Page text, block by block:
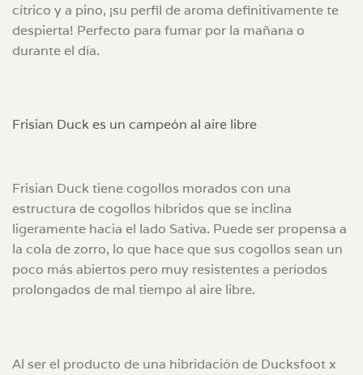
cítrico y a pino, ¡su perfil de aroma definitivamente te
despierta! Perfecto para fumar por la mañana o
durante el día.
Frisian Duck es un campeón al aire libre
Frisian Duck tiene cogollos morados con una
estructura de cogollos híbridos que se inclina
ligeramente hacia el lado Sativa. Puede ser propensa a
la cola de zorro, lo que hace que sus cogollos sean un
poco más abiertos pero muy resistentes a períodos
prolongados de mal tiempo al aire libre.
Al ser el producto de una hibridación de Ducksfoot x